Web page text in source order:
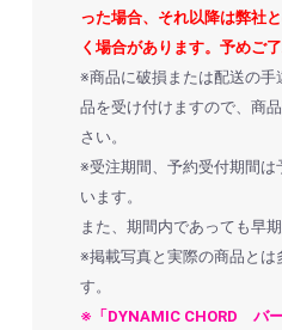
った場合、それ以降は弊社
く場合があります。予めご了
※商品に破損または配送の手
品を受け付けますので、商
さい。
※受注期間、予約受付期間
います。
また、期間内であっても早
※掲載写真と実際の商品とは
す。
※「DYNAMIC CHORD バ